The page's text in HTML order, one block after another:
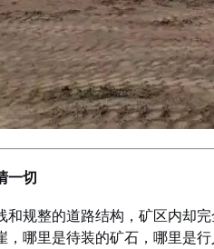
一切
和规整的道路结构，矿区内
哪里是待装的矿石，哪里是行